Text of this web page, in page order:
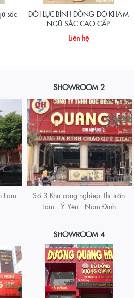
sắc
ĐÔI LỤC BÌNH ĐỒNG ĐỎ KHẢM
NGŨ SẮC CAO CẤP
Liên hệ
Lâm -
SHOWROOM 2
Số 3 Khu công nghiệp Thị trấn
Lâm - Ý Yên - Nam Định
SHOWROOM 4